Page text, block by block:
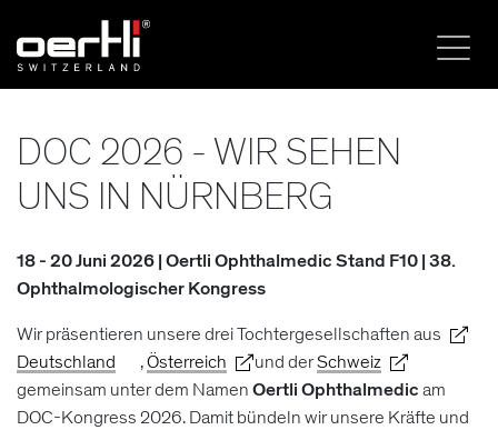
DOC 2026 - WIR SEHEN
UNS IN NÜRNBERG
18 - 20 Juni 2026 | Oertli Ophthalmedic Stand F10 | 38.
Ophthalmologischer Kongress
Wir präsentieren unsere drei Tochtergesellschaften aus
Deutschland
,Österreich und derSchweiz
gemeinsam unter dem NamenOertli Ophthalmedicam
DOC-Kongress 2026. Damit bündeln wir unsere Kräfte und